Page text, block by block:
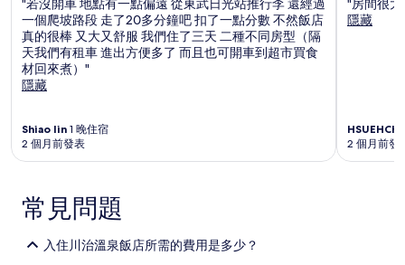
款
限
制。
"若沒開車 地點有一點偏遠 從東武日光站推行李 還經過
一個爬坡路段 走了20多分鐘吧 扣了一點分數 不然飯店
真的很棒 又大又舒服 我們住了三天 二種不同房型（隔
天我們有租車 進出方便多了 而且也可開車到超市買食
材回來煮）"
隱藏
Shiao lin 1 晚住宿
2 個月前發表
"房間很大
隱藏
2 個月前發
常見問題
入住川治溫泉飯店所需的費用是多少？